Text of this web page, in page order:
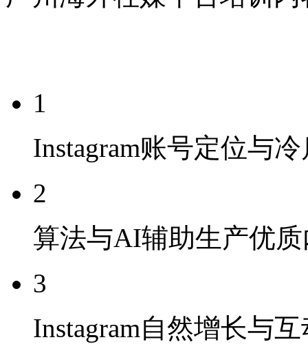
1
Instagram账号定位与
2
算法与AI辅助生产优
3
Instagram自然增长与